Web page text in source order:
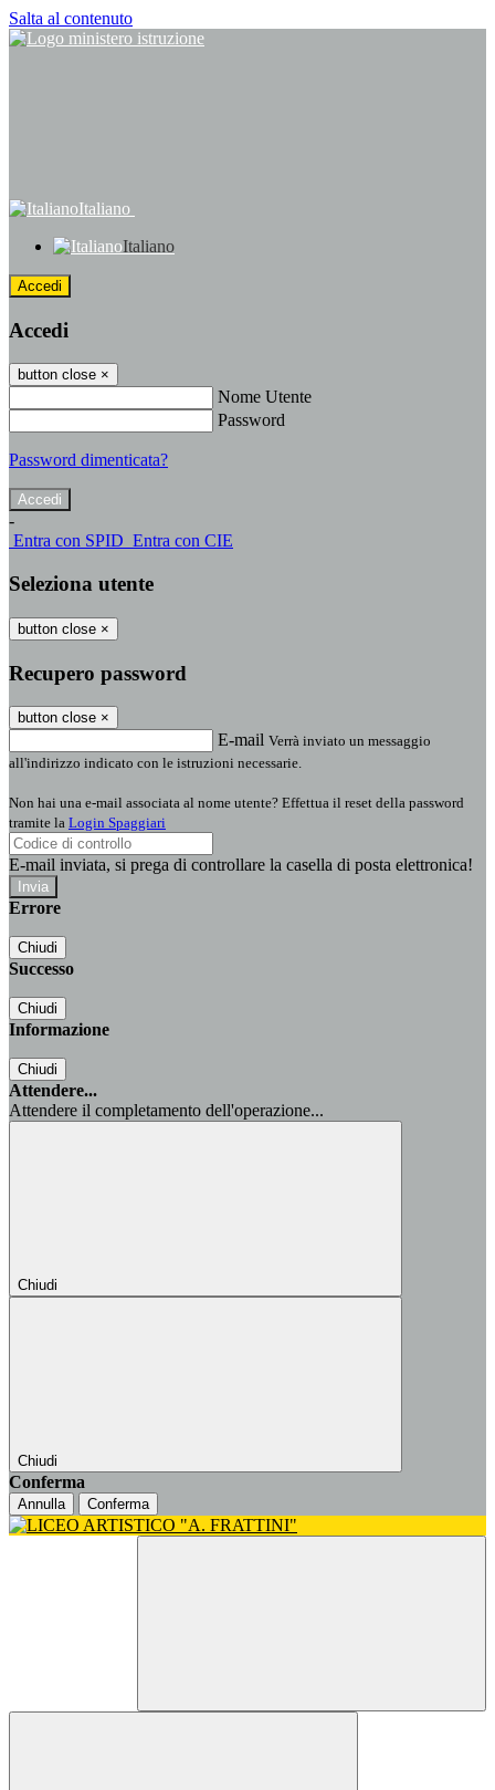
Salta al contenuto
Italiano
Italiano
Accedi
Accedi
button close ×
Nome Utente
Password
Password dimenticata?
-
Entra con SPID Entra con CIE
Seleziona utente
button close ×
Recupero password
button close ×
E-mail Verrà inviato un messaggio
all'indirizzo indicato con le istruzioni necessarie.
Non hai una e-mail associata al nome utente? Effettua il reset della password
tramite la Login Spaggiari
E-mail inviata, si prega di controllare la casella di posta elettronica!
Errore
Chiudi
Successo
Chiudi
Informazione
Chiudi
Attendere...
Attendere il completamento dell'operazione...
Chiudi
Chiudi
Conferma
Annulla Conferma